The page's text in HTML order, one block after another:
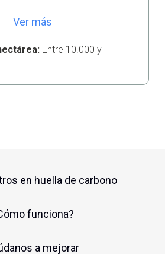
Ver más
Entre 10.000 y
en huella de carbono
funciona?
a mejorar